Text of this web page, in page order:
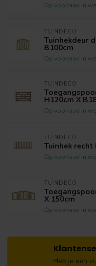
Op voorraad in
TUINDECO
Tuinhekdeur
B100cm
Op voorraad in
TUINDECO
H120cm X
Op voorraad in
TUINDECO
Tuinhek recht
Op voorraad in
TUINDECO
X 150cm
Op voorraad in
Heb je een